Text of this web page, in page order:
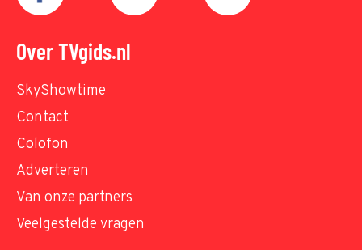
Over TVgids.nl
SkyShowtime
Contact
Colofon
Adverteren
Van onze partners
Veelgestelde vragen